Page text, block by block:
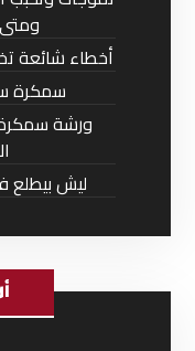
أخطاء شائعة
سمكرة
ورشة
ليش بيطلع